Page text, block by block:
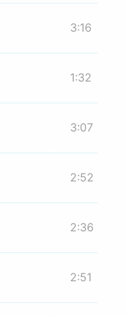
3:16
1:32
3:07
2:52
2:36
2:51